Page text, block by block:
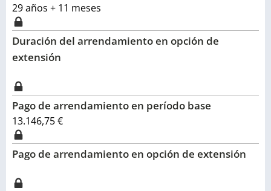
29 años + 11 meses
Duración del arrendamiento en opción de
extensión
Pago de arrendamiento en período base
13.146,75 €
Pago de arrendamiento en opción de extensión